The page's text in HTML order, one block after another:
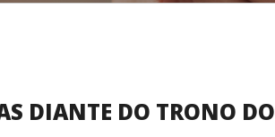
DIANTE DO TRONO DO